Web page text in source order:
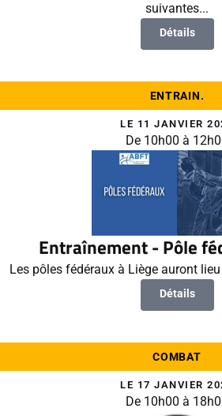
suivantes...
Détails
ENTRAIN.
LE 11 JANVIER
De 10h00 à
Entraînement - Pôle
Les pôles fédéraux à Liège auront
Détails
COMBAT
LE 17 JANVIER
De 10h00 à